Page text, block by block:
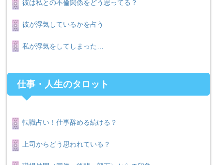
彼は私との不倫関係をどう思ってる？
彼が浮気しているかを占う
私が浮気をしてしまった…
仕事・人生のタロット
転職占い！仕事辞める続ける？
上司からどう思われている？